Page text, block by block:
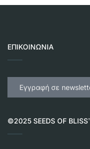
ΕΠΙΚΟΙΝΩΝΊΑ
Εγγραφή σε
©2025 SEEDS OF